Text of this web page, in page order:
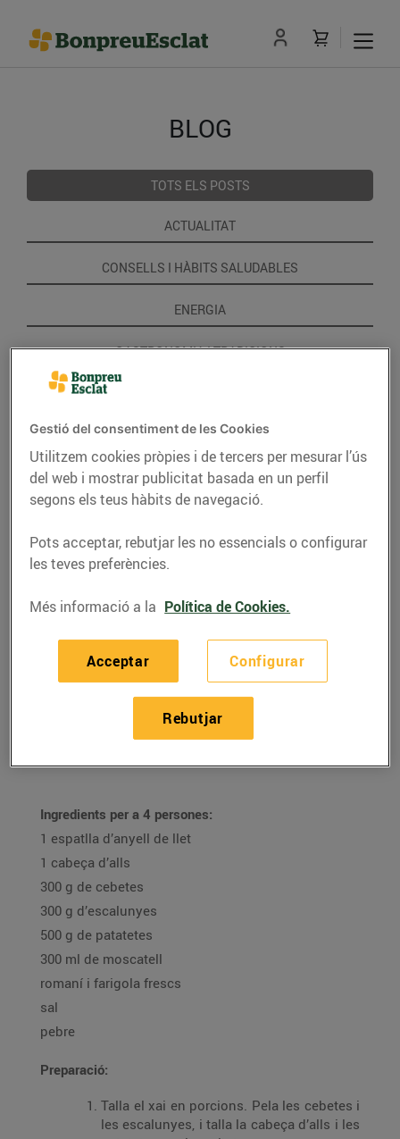
BLOG
TOTS ELS POSTS
ACTUALITAT
CONSELLS I HÀBITS SALUDABLES
ENERGIA
GASTRONOMIA I TRADICIONS
RECEPTES
Anyell de llet rostit amb
cebetes i moscatell
Ingredients per a 4 persones:
1 espatlla d’anyell de llet
1 cabeça d’alls
300 g de cebetes
300 g d’escalunyes
500 g de patatetes
300 ml de moscatell
romaní i farigola frescs
sal
pebre
Preparació:
Talla el xai en porcions. Pela les cebetes i
les escalunyes, i talla la cabeça d’alls i les
Gestió del consentiment de les Cookies
Utilitzem cookies pròpies i de tercers per mesurar l’ús
del web i mostrar publicitat basada en un perfil
segons els teus hàbits de navegació.
Pots acceptar, rebutjar les no essencials o configurar
les teves preferències.
Més informació a la Política de Cookies.
Configurar
Rebutjar
Acceptar